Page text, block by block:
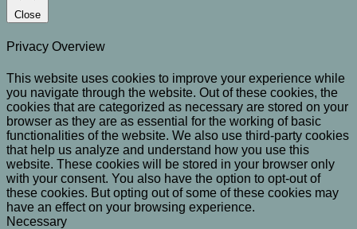
Close
Privacy Overview
This website uses cookies to improve your experience while
you navigate through the website. Out of these cookies, the
cookies that are categorized as necessary are stored on your
browser as they are as essential for the working of basic
functionalities of the website. We also use third-party cookies
that help us analyze and understand how you use this
website. These cookies will be stored in your browser only
with your consent. You also have the option to opt-out of
these cookies. But opting out of some of these cookies may
have an effect on your browsing experience.
Necessary